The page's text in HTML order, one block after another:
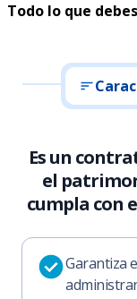
Todo lo que
Es un
el
cumpla con
Garantiza